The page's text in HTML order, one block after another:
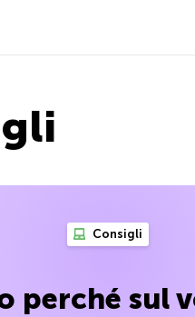
Consigli
perché sul